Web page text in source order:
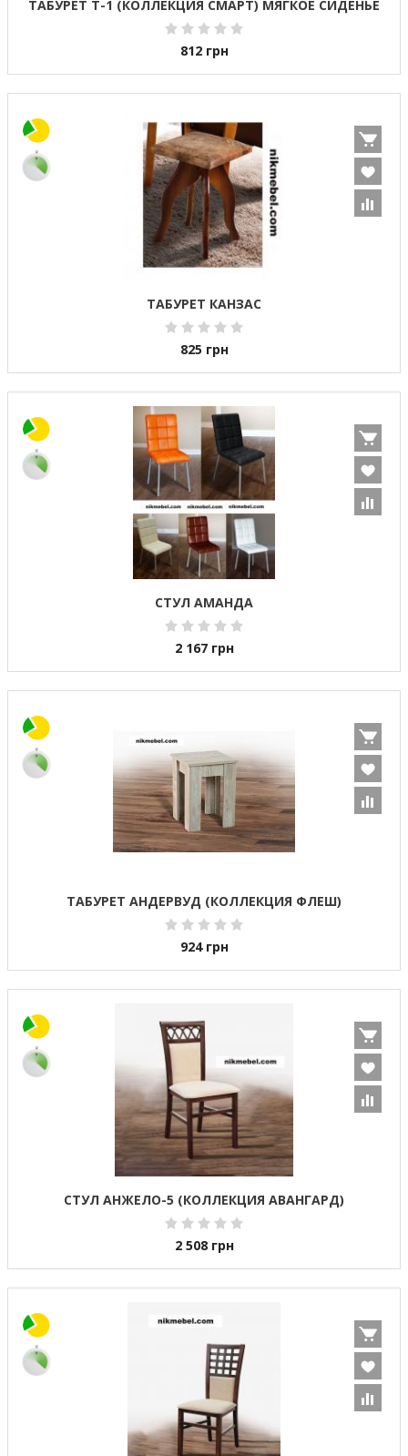
ТАБУРЕТ Т-1 (КОЛЛЕКЦИЯ СМАРТ) МЯГКОЕ СИДЕНЬЕ
812 грн
ТАБУРЕТ КАНЗАС
825 грн
СТУЛ АМАНДА
2 167 грн
ТАБУРЕТ АНДЕРВУД (КОЛЛЕКЦИЯ ФЛЕШ)
924 грн
СТУЛ АНЖЕЛО-5 (КОЛЛЕКЦИЯ АВАНГАРД)
2 508 грн